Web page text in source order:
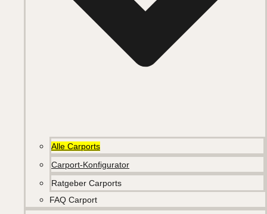
Alle Carports
Carport-Konfigurator
Ratgeber Carports
FAQ Carport